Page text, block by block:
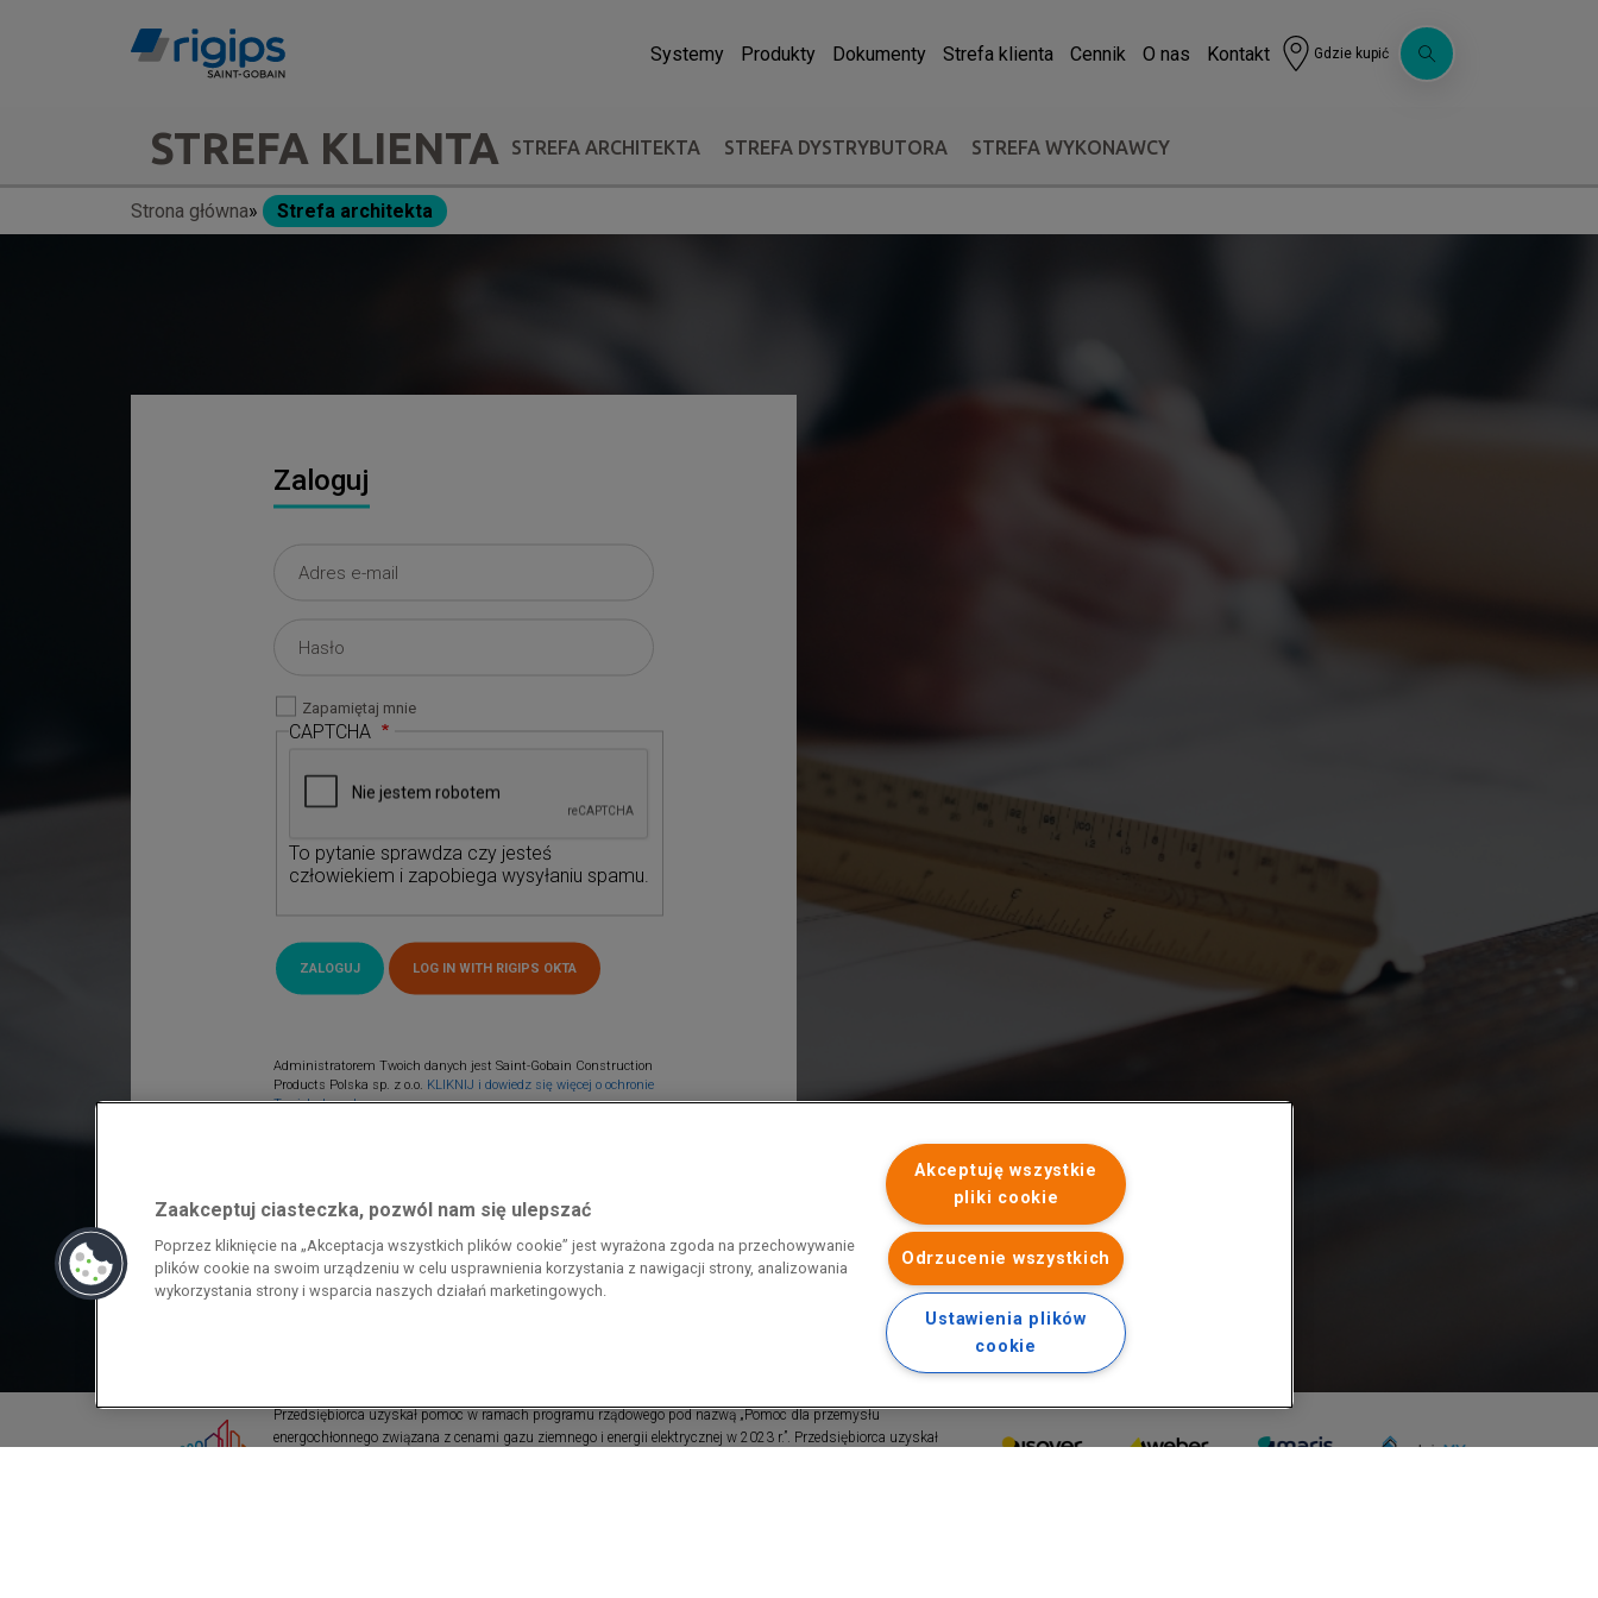
Systemy Produkty Dokumenty Strefa klienta Cennik O nas Kontakt Gdzie kupić
navigation
-
STREFA KLIENTA STREFA ARCHITEKTA STREFA DYSTRYBUTORA STREFA WYKONAWCY
Ścieżka
Strona główna Strefa architekta
Zaloguj
Zapamiętaj mnie
CAPTCHA
To pytanie sprawdza czy jesteś
człowiekiem i zapobiega wysyłaniu spamu.
Administratorem Twoich danych jest Saint-Gobain Construction
Products Polska sp. z o.o. KLIKNIJ i dowiedz się więcej o ochronie
Twoich danych.
Przedsiębiorca uzyskał pomoc w ramach programu rządowego pod nazwą „Pomoc dla przemysłu
energochłonnego związana z cenami gazu ziemnego i energii elektrycznej w 2023 r.”. Przedsiębiorca uzyskał
Zaakceptuj ciasteczka, pozwól nam się ulepszać
Poprzez kliknięcie na „Akceptacja wszystkich plików cookie” jest wyrażona zgoda na przechowywanie
plików cookie na swoim urządzeniu w celu usprawnienia korzystania z nawigacji strony, analizowania
wykorzystania strony i wsparcia naszych działań marketingowych.
Akceptuję wszystkie
pliki cookie
Odrzucenie wszystkich
Ustawienia plików
cookie